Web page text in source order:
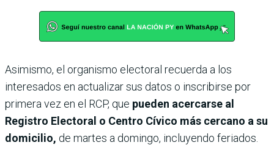
Asimismo, el organismo electoral recuerda a los
interesados en actualizar sus datos o inscribirse por
primera vez en el RCP, que pueden acercarse al
Registro Electoral o Centro Cívico más cercano a su
domicilio, de martes a domingo, incluyendo feriados.